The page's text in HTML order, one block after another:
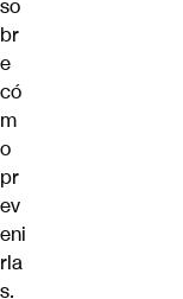
so
br
e
có
m
o
pr
ev
eni
rla
s.